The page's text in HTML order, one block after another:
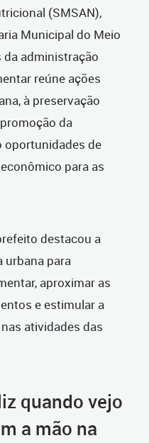
(SMSAN),
Municipal do Meio
administração
reúne ações
à preservação
da
oportunidades de
para as
destacou a
urbana para
aproximar as
e estimular a
atividades das
quando vejo
a mão na